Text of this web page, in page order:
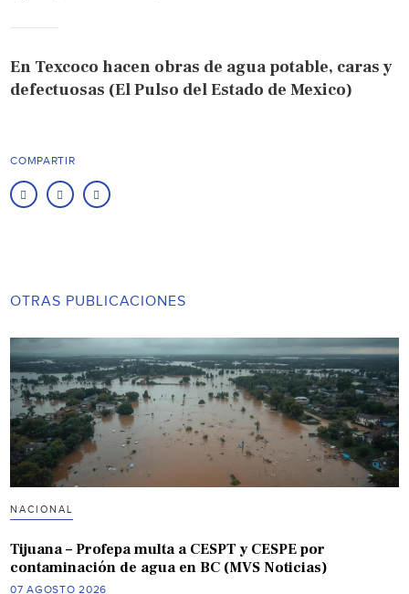
En Texcoco hacen obras de agua potable, caras y
defectuosas (El Pulso del Estado de Mexico)
COMPARTIR
OTRAS PUBLICACIONES
NACIONAL
Tijuana – Profepa multa a CESPT y CESPE por
contaminación de agua en BC (MVS Noticias)
07 AGOSTO 2026